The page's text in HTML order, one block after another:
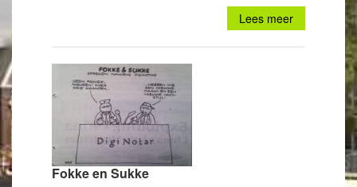
Lees meer
Fokke en Sukke